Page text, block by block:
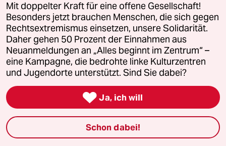
1 Krise der Demokratie
AfD-Wählen als Triebabfuhr
2 Streit um Rente mit 63
Passgenauer Populismus
Nathanael Liminski über seine CDU
Mit doppelter Kraft für eine offene Gesellschaft!
Besonders jetzt brauchen Menschen, die sich gegen
Rechtsextremismus einsetzen, unsere Solidarität.
Daher gehen 50 Prozent der Einnahmen aus
Neuanmeldungen an „Alles beginnt im Zentrum“ –
eine Kampagne, die bedrohte linke Kulturzentren
und Jugendorte unterstützt. Sind Sie dabei?
 Ja, ich will
Schon dabei!